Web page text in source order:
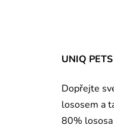
UNIQ
Dopřejte
lososem a
80%